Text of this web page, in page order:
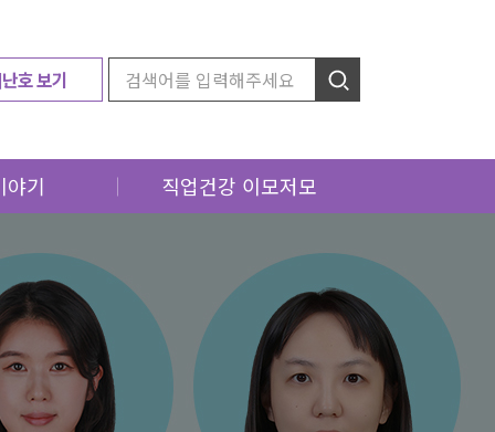
호 보기
야기
식
식
직업건강 이모저모
특별기획